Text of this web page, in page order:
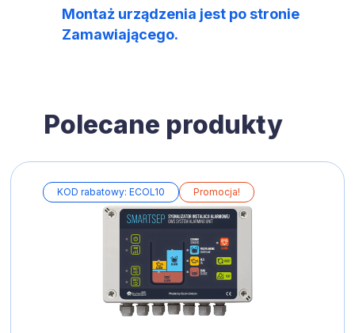
Montaż urządzenia jest po stronie
Zamawiającego.
Polecane produkty
KOD rabatowy: ECOL10 Promocja!